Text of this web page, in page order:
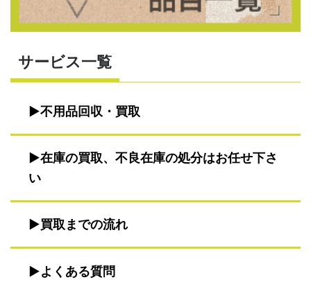
サービス一覧
不用品回収・買取
在庫の買取、不良在庫の処分はお任せ下さ
い
買取までの流れ
よくある質問